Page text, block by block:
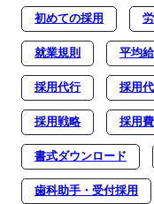
初めての採用
就業規則 平均
採用代行 採用
採用戦略 採用費
書式ダウンロード
歯科助手・受付採用